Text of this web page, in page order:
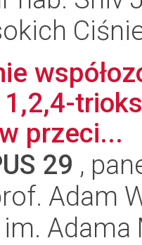
przeci...
29 ,
Adam